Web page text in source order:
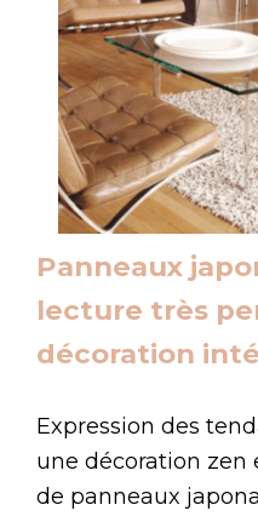
Panneaux
lecture très
décoration
Expression des
une décoration zen
de panneaux